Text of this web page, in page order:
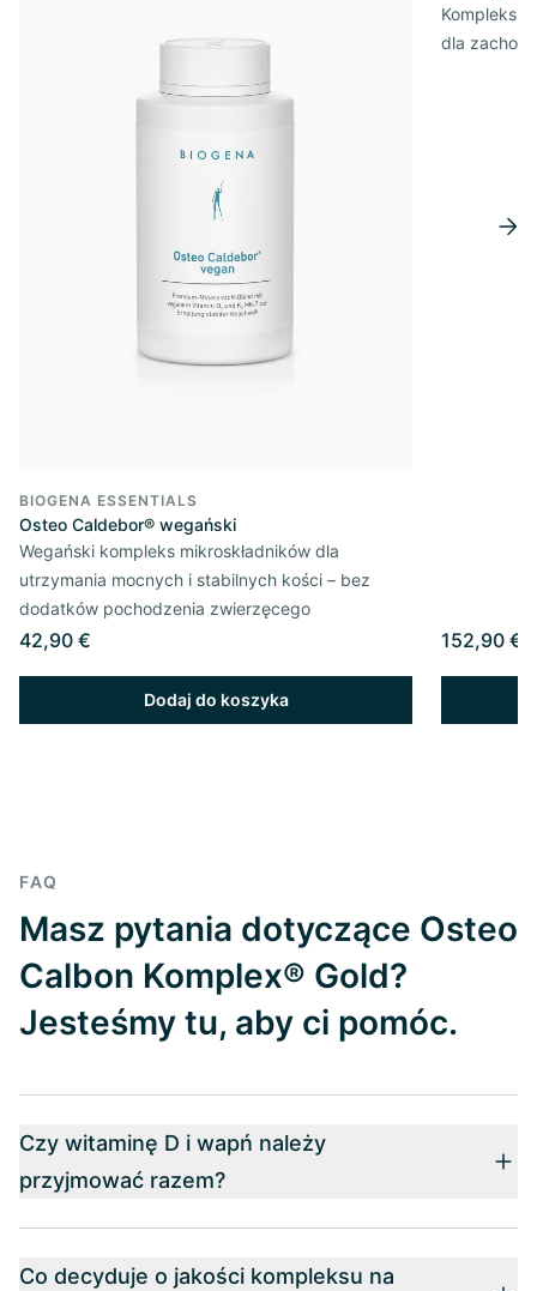
BIOGENA ESSENTIALS
Osteo Caldebor® wegański
Wegański kompleks mikroskładników dla
utrzymania mocnych i stabilnych kości – bez
dodatków pochodzenia zwierzęcego
42,90 €
Dodaj do koszyka
Kompleks
dla
152,90 €
FAQ
Masz pytania dotyczące Osteo
Calbon Komplex® Gold?
Jesteśmy tu, aby ci pomóc.
Czy witaminę D i wapń należy
przyjmować razem?
Co decyduje o jakości kompleksu na